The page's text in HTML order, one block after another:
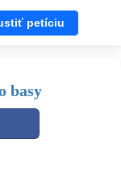
petíciu
basy